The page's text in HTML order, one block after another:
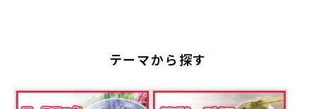
テーマから探す